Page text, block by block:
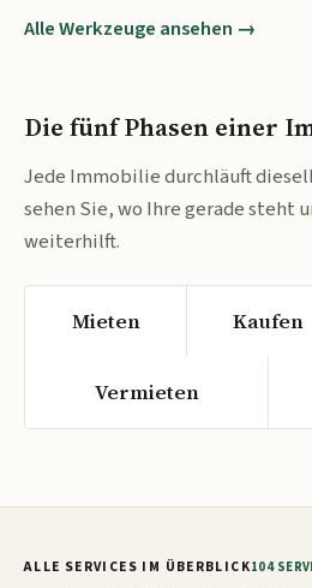
Alle Werkzeuge ansehen →
Die fünf Phasen einer
Jede Immobilie durchläuft
sehen Sie, wo Ihre gerade steht
weiterhilft.
Mieten Kaufen
Vermieten
ALLE SERVICES IM ÜBERBLICK104